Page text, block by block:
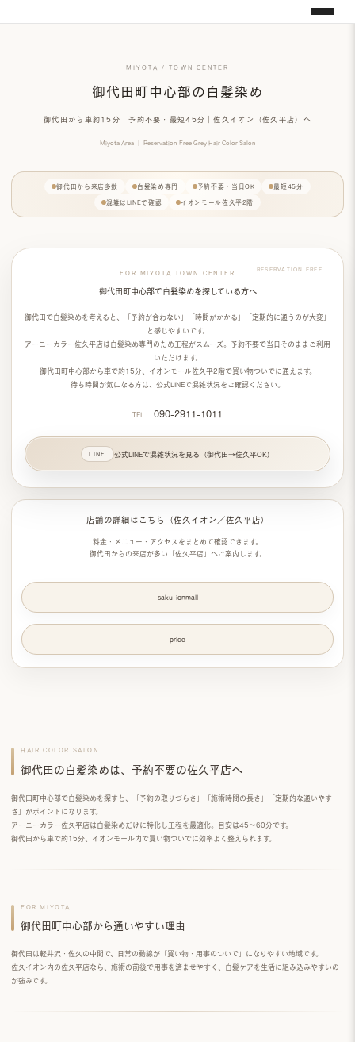
MIYOTA / TOWN CENTER
御代田町中心部の白髪染め
御代田から車約15分｜予約不要・最短45分｜佐久イオン（佐久平店）へ
Miyota Area ｜ Reservation-Free Grey Hair Color Salon
御代田から来店多数 白髪染め専門 予約不要・当日OK 最短45分
混雑はLINEで確認 イオンモール佐久平2階
FOR MIYOTA TOWN CENTER
御代田町中心部で白髪染めを探している方へ
御代田で白髪染めを考えると、「予約が合わない」「時間がかかる」「定期的に通うのが大変」
と感じやすいです。
アーニーカラー佐久平店は 白髪染め専門 のため工程がスムーズ。 予約不要で当日そのままご利用
いただけます。
御代田町中心部から車で約15分、 イオンモール佐久平2階で買い物ついでに通えます。
待ち時間が気になる方は、 公式LINEで混雑状況 をご確認ください。
TEL 090-2911-1011
公式LINEで混雑状況を見る（御代田→佐久平OK）
店舗の詳細はこちら（佐久イオン／佐久平店）
料金・メニュー・アクセスをまとめて確認できます。
御代田からの来店が多い「佐久平店」
へご案内します。
saku-ionmall
price
HAIR COLOR SALON
御代田の白髪染めは、予約不要の佐久平店へ
御代田町中心部で白髪染めを探すと、「予約の取りづらさ」「施術時間の長さ」「定期的な通いやす
さ」がポイントになります。
アーニーカラー佐久平店は 白髪染めだけ に特化し工程を最適化。目安は45〜60分です。
御代田から車で約15分 、イオンモール内で買い物ついでに効率よく整えられます。
FOR MIYOTA
御代田町中心部から通いやすい理由
御代田は軽井沢・佐久の中間で、日常の動線が「買い物・用事のついで」になりやすい地域です。
佐久イオン内の佐久平店なら、施術の前後で用事を済ませやすく、白髪ケアを生活に組み込みやすいの
が強みです。